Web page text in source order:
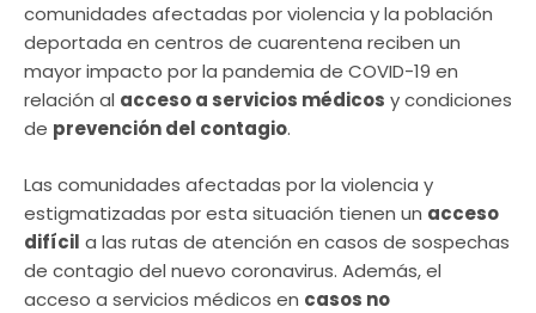
comunidades afectadas por violencia y la población
deportada en centros de cuarentena reciben un
mayor impacto por la pandemia de COVID-19 en
relación al acceso a servicios médicos y condiciones
de prevención del contagio.
Las comunidades afectadas por la violencia y
estigmatizadas por esta situación tienen un acceso
difícil a las rutas de atención en casos de sospechas
de contagio del nuevo coronavirus. Además, el
acceso a servicios médicos en casos no